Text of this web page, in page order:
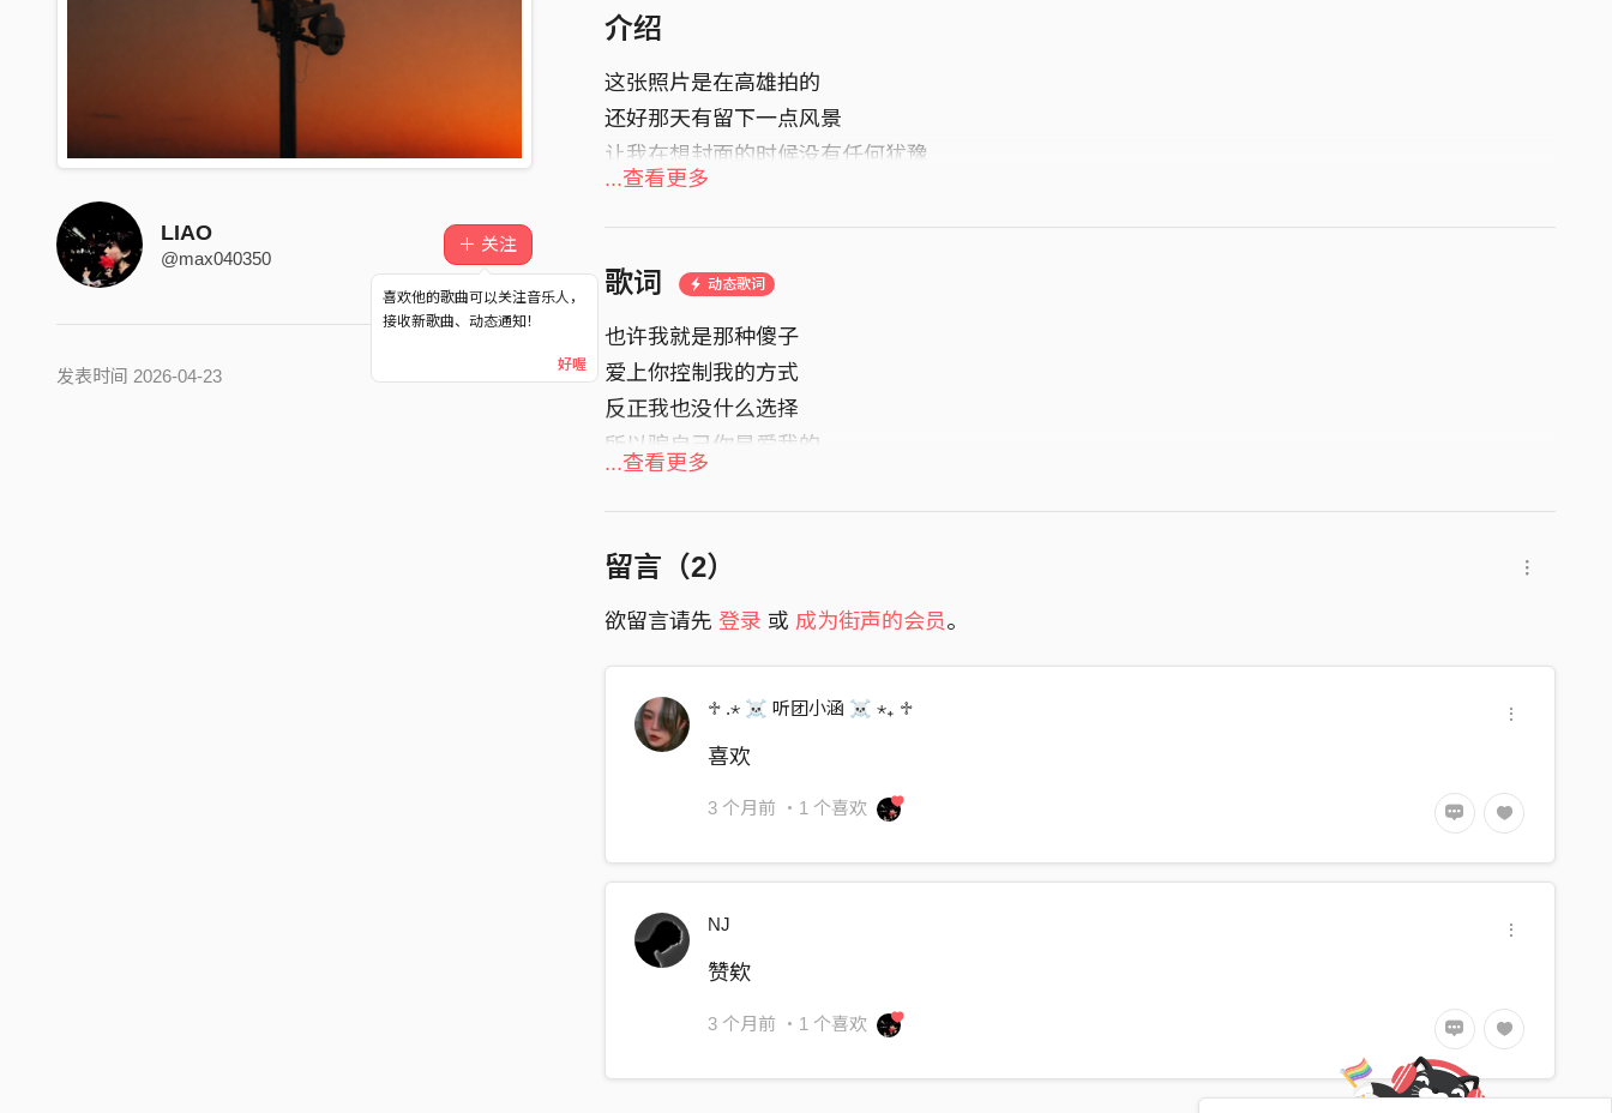
LIAO
@max040350
＋ 关注
喜欢他的歌曲可以关注音乐人，
接收新歌曲、动态通知！
好喔
发表时间 2026-04-23
介绍
这张照片是在高雄拍的
还好那天有留下一点风景
让我在想封面的时候没有任何犹豫
...查看更多
歌词 动态歌词
也许我就是那种傻子
爱上你控制我的方式
反正我也没什么选择
所以骗自己你是爱我的
说实话放不下你已经好久
在你心中我还剩几分
同一片天空不同景色
但星星会带著我的思念飞向
有你在的国度
会听见我在想你
不只有一些些
你最近还好吗
我是真的好想知道
Tell me Tell me
Im yours and you're mine
Sandy 我说真的
我停不下来
...查看更多
留言（2）
欲留言请先 登录 或 成为街声的会员。
♱ .⋆ ☠︎︎ 听团小涵 ☠︎︎ ⋆₊ ♱
喜欢
3 个月前 ・1 个喜欢
NJ
赞欸
3 个月前 ・1 个喜欢